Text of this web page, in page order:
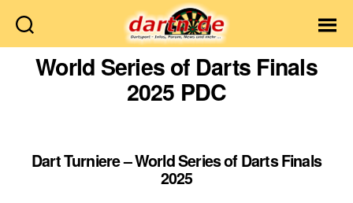
Dartn.de
World Series of Darts Finals
2025 PDC
Dart Turniere – World Series of Darts Finals
2025